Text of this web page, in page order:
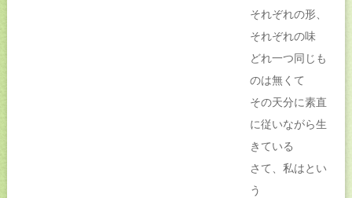
それぞれの形、
それぞれの味
どれ一つ同じも
のは無くて
その天分に素直
に従いながら生
きている
さて、私はとい
う